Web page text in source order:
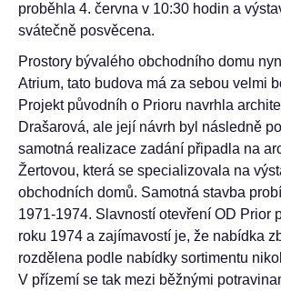
proběhla 4. června v 10:30 hodin a
svátečně posvěcena.
Prostory bývalého obchodního domu
Atrium, tato budova má za sebou velmi
Projekt původníh o Prioru navrhla
Drašarová, ale její návrh byl následně
samotná realizace zadání připadla na
Žertovou, která se specializovala na
obchodních domů. Samotná stavba
1971-1974. Slavností otevření OD Prior
roku 1974 a zajímavostí je, že nabídka
rozdělena podle nabídky sortimentu
V přízemí se tak mezi běžnými